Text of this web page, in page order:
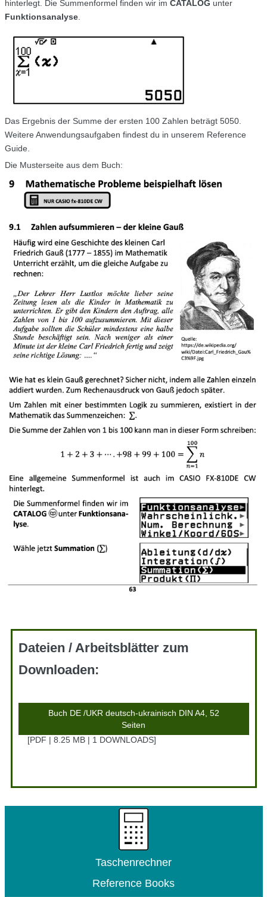
hinterlegt. Die Summenformel finden wir im CATALOG unter
Funktions­ana­lyse.
Das Ergebnis der Summe der ersten 100 Zahlen beträgt 5050.
Weitere Anwendungsaufgaben findest du in unserem Reference
Guide.
Die Musterseite aus dem Buch:
Dateien / Arbeitsblätter zum
Downloaden:
Buch DE /UKR deutsch-ukrainisch DIN A4, 52
Seiten
PDF | 8.25 MB | 1 DOWNLOADS
Taschenrechner
Reference Books